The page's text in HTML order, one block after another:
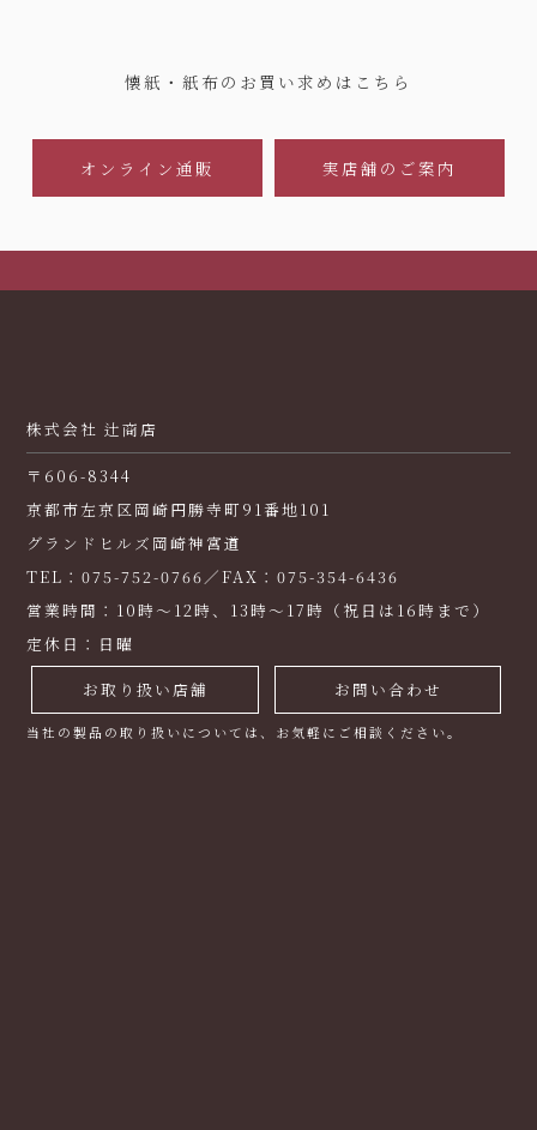
懐紙・紙布のお買い求めはこちら
オンライン通販 実店舗のご案内
株式会社 辻商店
〒606-8344
京都市左京区岡崎円勝寺町91番地101
グランドヒルズ岡崎神宮道
TEL：075-752-0766／FAX：075-354-6436
営業時間：10時～12時、13時～17時（祝日は16時まで）
定休日：日曜
お取り扱い店舗 お問い合わせ
当社の製品の取り扱いについては、お気軽にご相談ください。